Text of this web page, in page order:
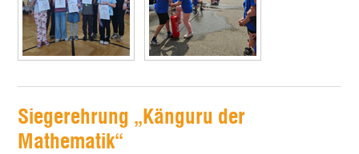
Siegerehrung „Känguru der
Mathematik“